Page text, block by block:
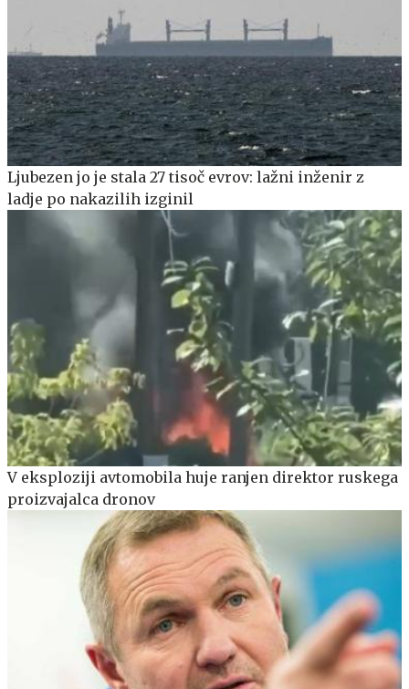
Ljubezen jo je stala 27 tisoč evrov: lažni inženir z
ladje po nakazilih izginil
V eksploziji avtomobila huje ranjen direktor ruskega
proizvajalca dronov